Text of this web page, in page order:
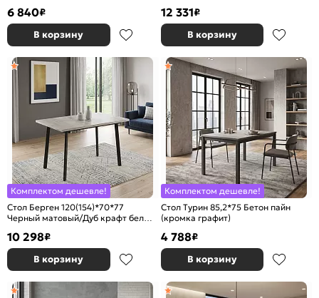
6 840₽
В корзину
12 331₽
В корзину
Комплектом дешевле!
Стол Берген 120(154)*70*77
Черный матовый/Дуб крафт белый
10 298₽
В корзину
Комплектом дешевле!
Стол Турин 85,2*75 Бетон пайн
(кромка графит)
4 788₽
В корзину